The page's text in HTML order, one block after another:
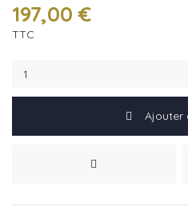
197,00 €
TTC
Ajouter